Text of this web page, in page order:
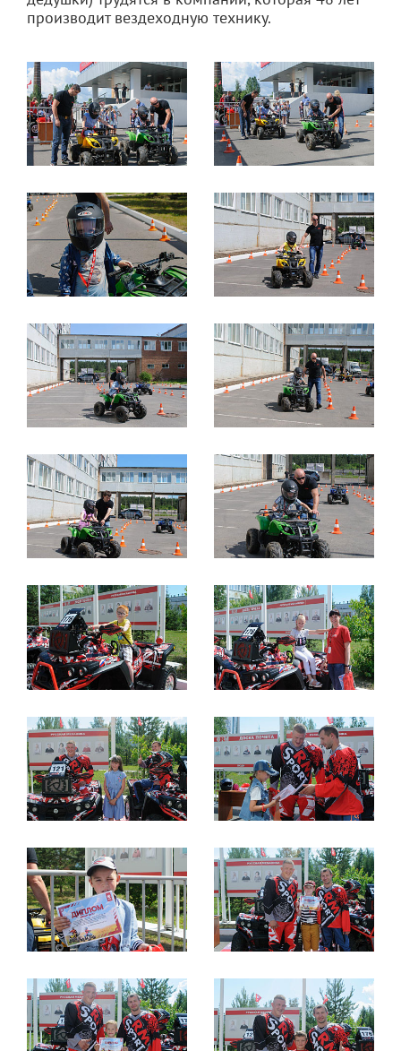
производит вездеходную технику.